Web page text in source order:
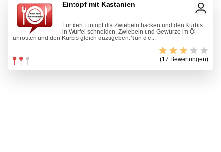
Eintopf mit Kastanien
Für den Eintopf die Zwiebeln hacken und den Kürbis
in Würfel schneiden. Zwiebeln und Gewürze im Öl
anrösten und den Kürbis gleich dazugeben.Nun die...
(17 Bewertungen)